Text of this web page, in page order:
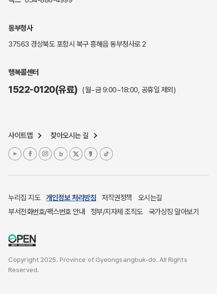
복지신문고
세입세출예산서
업무추진비 공개
주민참여예산제도
여성복지
장애인 복지시책
귀농귀촌종합지원센터
부동산중개보수 안내
동부청사
37563 경상북도 포항시 북구 흥해읍 동부청사로 2
행복콜센터
1522-0120(유료) (월~금 9:00~18:00, 공휴일 제외)
사이트맵 찾아오시는 길
누리집 지도 개인정보 처리방침 저작권정책
오시는길
부서전화번호/팩스번호 안내
정부/지자체 조직도 국가상징 알아보기
Copyright 2025. Province of Gyeongsangbuk-do. All Rights
Reserved.